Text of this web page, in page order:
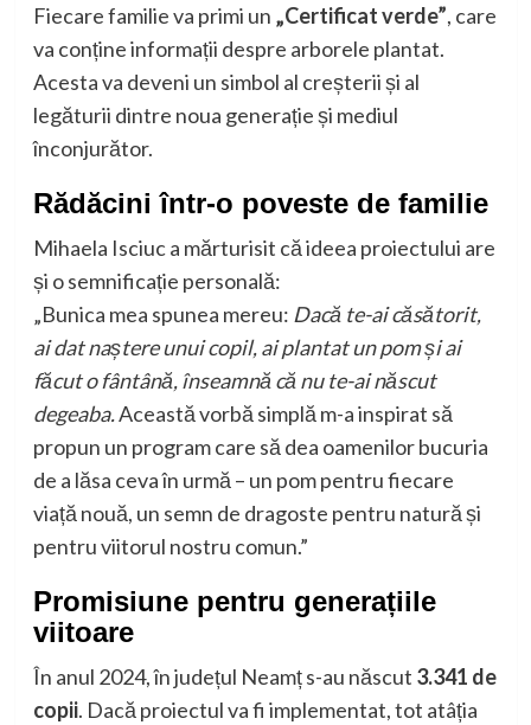
Fiecare familie va primi un „Certificat verde”, care
va conține informații despre arborele plantat.
Acesta va deveni un simbol al creșterii și al
legăturii dintre noua generație și mediul
înconjurător.
Rădăcini într-o poveste de familie
Mihaela Isciuc a mărturisit că ideea proiectului are
și o semnificație personală:
„Bunica mea spunea mereu: Dacă te-ai căsătorit,
ai dat naștere unui copil, ai plantat un pom și ai
făcut o fântână, înseamnă că nu te-ai născut
degeaba.Această vorbă simplă m-a inspirat să
propun un program care să dea oamenilor bucuria
de a lăsa ceva în urmă – un pom pentru fiecare
viață nouă, un semn de dragoste pentru natură și
pentru viitorul nostru comun.”
Promisiune pentru generațiile
viitoare
În anul 2024, în județul Neamț s-au născut 3.341 de
copii. Dacă proiectul va fi implementat, tot atâția